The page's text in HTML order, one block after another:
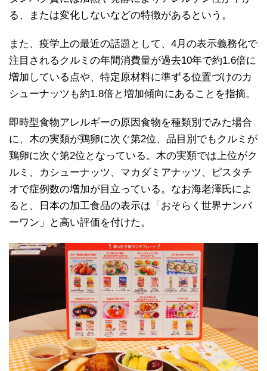
る、または変化しないなどの特徴があるという。
また、疫学上の最近の話題として、4月の表示義務化で
注目されるクルミの年間消費量が過去10年で約1.6倍に
増加している点や、特定原材料に準ずる位置づけのカ
シューナッツも約1.8倍と増加傾向にあることを指摘。
即時型食物アレルギーの原因食物を種類別でみた場合
に、木の実類が鶏卵に次ぐ第2位、品目別でもクルミが
鶏卵に次ぐ第2位となっている。木の実類では上位がク
ルミ、カシューナッツ、マカダミアナッツ、ピスタチ
オで症例数の増加が目立っている。なお海老澤氏によ
ると、日本の加工食品の表示は「おそらく世界ナンバ
ーワン」と高い評価を付けた。